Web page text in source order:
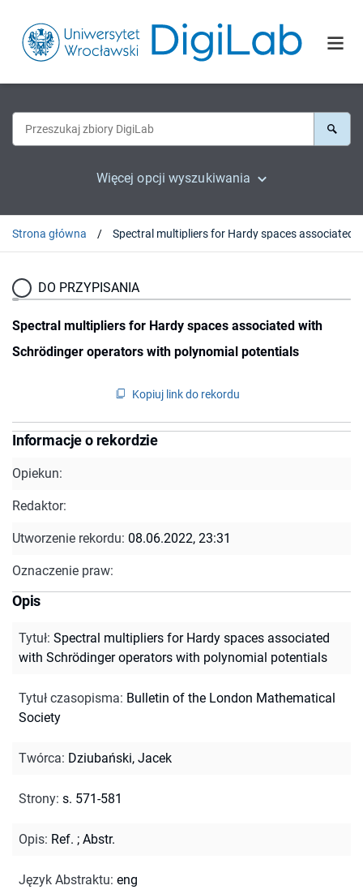
Więcej opcji wyszukiwania
Strona główna
DO PRZYPISANIA
Spectral multipliers for Hardy spaces associated with
Schrödinger operators with polynomial potentials
Kopiuj link do rekordu
Informacje o rekordzie
Opiekun:
Redaktor:
Utworzenie rekordu: 08.06.2022, 23:31
Oznaczenie praw:
Opis
Tytuł: Spectral multipliers for Hardy spaces associated
with Schrödinger operators with polynomial potentials
Tytuł czasopisma: Bulletin of the London Mathematical
Society
Twórca: Dziubański, Jacek
Strony: s. 571-581
Opis: Ref. ; Abstr.
Język Abstraktu: eng